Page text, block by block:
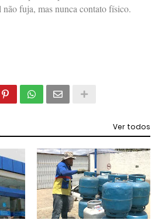
fuja, mas nunca contato físico.
Ver todos